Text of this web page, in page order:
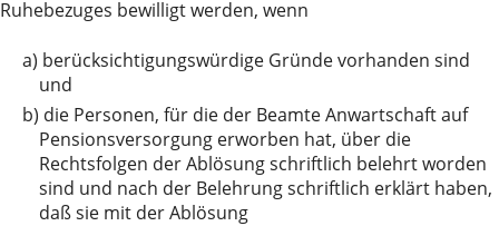
Ruhebezuges bewilligt werden, wenn
a) berücksichtigungswürdige Gründe vorhanden sind
und
b) die Personen, für die der Beamte Anwartschaft auf
Pensionsversorgung erworben hat, über die
Rechtsfolgen der Ablösung schriftlich belehrt worden
sind und nach der Belehrung schriftlich erklärt haben,
daß sie mit der Ablösung